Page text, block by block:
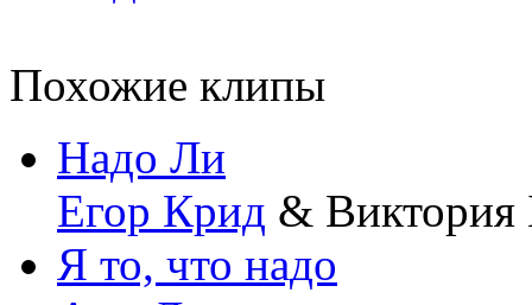
Похожие клипы
Надо Ли
Егор Крид & Виктория
Я то, что надо